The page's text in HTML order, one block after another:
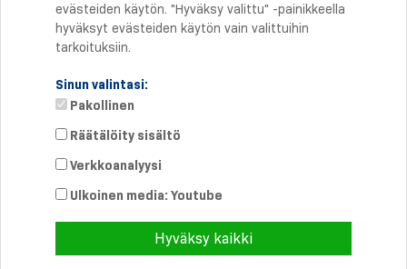
Suora yhteys
Puhelin: +358 46 8757704
evästeiden käytön. "Hyväksy valittu" -painikkeella
hyväksyt evästeiden käytön vain valittuihin
tarkoituksiin.
Sinun valintasi:
Pakollinen
Räätälöity sisältö
Verkkoanalyysi
Ulkoinen media: Youtube
Hyväksy kaikki